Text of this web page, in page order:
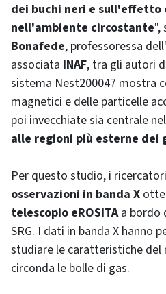
dei buchi neri e sull'effetto
nell'ambiente circostante",
Bonafede, professoressa dell'
associata INAF, tra gli autori
sistema Nest200047 mostra
magnetici e delle particelle
poi invecchiate sia centrale
alle regioni più esterne dei
Per questo studio, i
osservazioni in banda X
telescopio eROSITAa bordo
SRG. I dati in banda X hanno
studiare le caratteristiche
circonda le bolle di gas.